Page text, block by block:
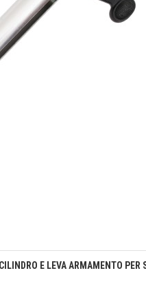
Anteprima
E LEVA ARMAMENTO